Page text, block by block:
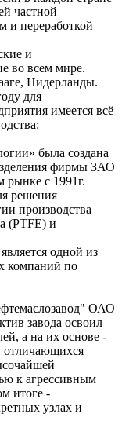
частной
и переработкой
и
во всем мире.
Нидерланды.
для
имеется всё
была создана
фирмы ЗАО
рынке с 1991г.
решения
производства
(PTFE) и
одной из
компаний по
ОАО
завода освоил
а на их основе -
отличающихся
к агрессивным
итоге -
узлах и